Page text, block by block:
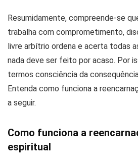
Resumidamente, compreende-se
trabalha com comprometimento,
livre arbítrio ordena e acerta todas
nada deve ser feito por acaso. Por
termos consciência da
Entenda como funciona a
a seguir.
Como funciona a
espiritual